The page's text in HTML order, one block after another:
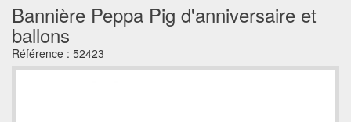
Bannière Peppa Pig d'anniversaire et
ballons
Référence : 52423